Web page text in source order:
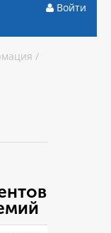
Войти
/